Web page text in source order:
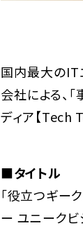
国内最大のIT
会社による、
ディア【Tech
■タイトル
「役立つギー
ー ユニークビ